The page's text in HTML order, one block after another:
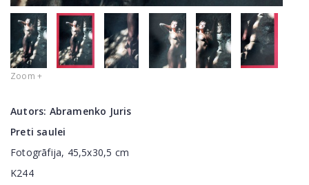
Zoom +
Autors: Abramenko Juris
Preti saulei
Fotogrāfija, 45,5x30,5 cm
K244